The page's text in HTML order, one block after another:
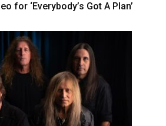
for ‘Everybody’s Got A Plan’